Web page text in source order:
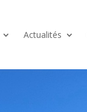
Actualités